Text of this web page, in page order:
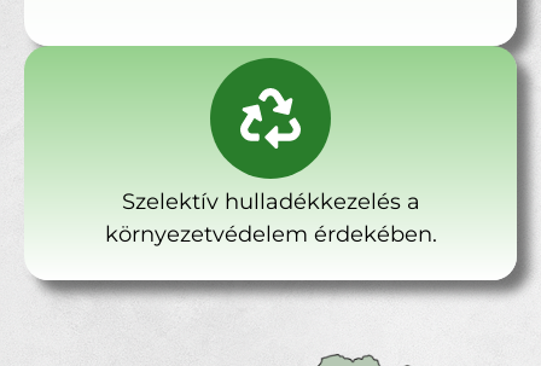
Szelektív hulladékkezelés a
környezetvédelem érdekében.